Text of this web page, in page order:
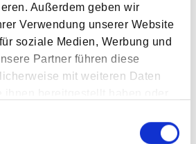
Außerdem geben wir
Verwendung unserer Website
soziale Medien, Werbung und
Partner führen diese
mit weiteren Daten
109